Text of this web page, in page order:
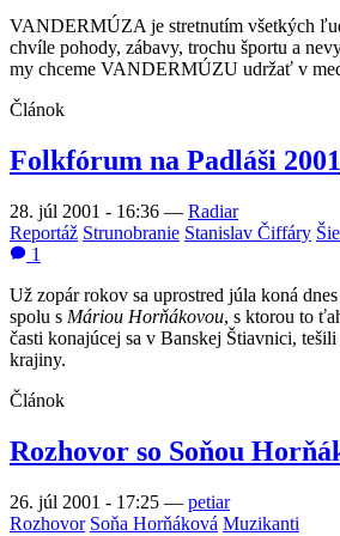
VANDERMÚZA je stretnutím všetkých
chvíle pohody, zábavy, trochu športu a
my chceme VANDERMÚZU udržať v
Článok
Folkfórum na Padláši 2001
28. júl 2001 - 16:36 — Radiar
Reportáž Strunobranie Stanislav Čiffáry
1
Už zopár rokov sa uprostred júla koná
spolu s Máriou Horňákovou, s ktorou to
časti konajúcej sa v Banskej Štiavnici,
krajiny.
Článok
Rozhovor so Soňou
26. júl 2001 - 17:25 — petiar
Rozhovor Soňa Horňáková Muzikanti